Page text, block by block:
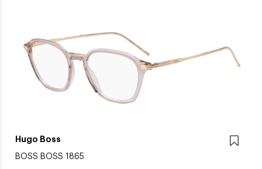
Hugo Boss
BOSS BOSS 1865